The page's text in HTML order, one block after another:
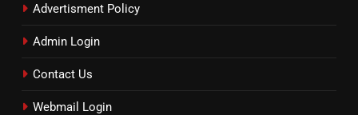
Advertisment Policy
Admin Login
Contact Us
Webmail Login